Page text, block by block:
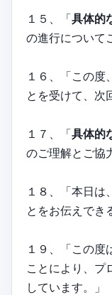
１５、「具体的
の進行について
１６、「この度、
とを受けて、次
１７、「具体的
のご理解とご協
１８、「本日は、
とをお伝えでき
１９、「この度
ことにより、プ
しています。」